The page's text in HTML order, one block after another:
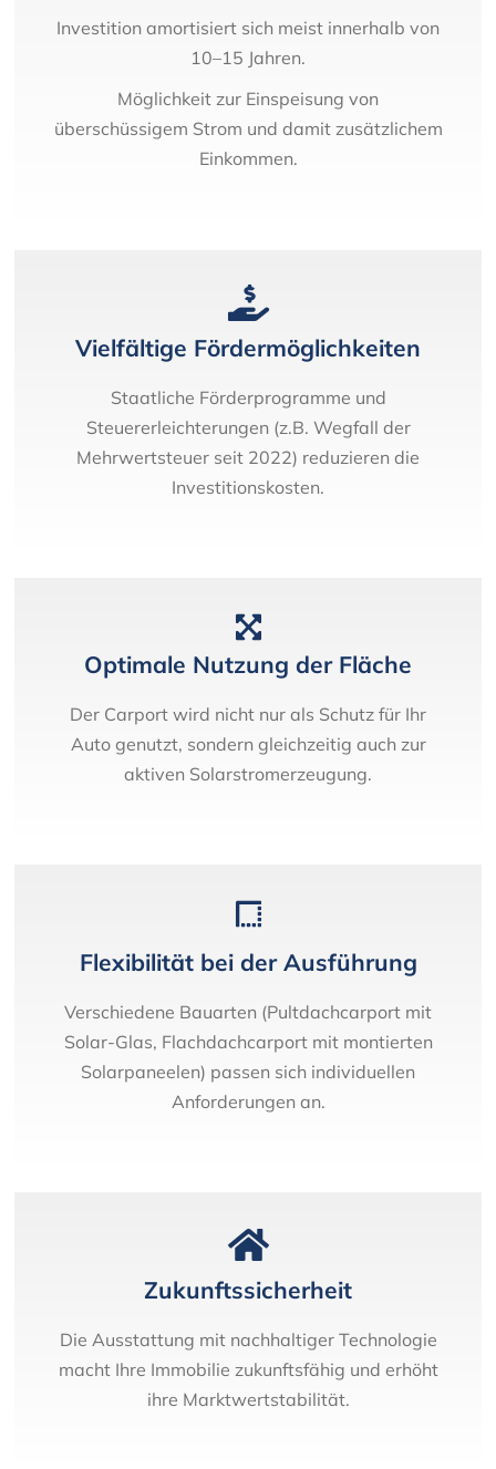
Investition amortisiert sich meist innerhalb von
10–15 Jahren.
Möglichkeit zur Einspeisung von
überschüssigem Strom und damit zusätzlichem
Einkommen.
Vielfältige Fördermöglichkeiten
Staatliche Förderprogramme und
Steuererleichterungen (z.B. Wegfall der
Mehrwertsteuer seit 2022) reduzieren die
Investitionskosten.
Optimale Nutzung der Fläche
Der Carport wird nicht nur als Schutz für Ihr
Auto genutzt, sondern gleichzeitig auch zur
aktiven Solarstromerzeugung.
Flexibilität bei der Ausführung
Verschiedene Bauarten (Pultdachcarport mit
Solar-Glas, Flachdachcarport mit montierten
Solarpaneelen) passen sich individuellen
Anforderungen an.
Zukunftssicherheit
Die Ausstattung mit nachhaltiger Technologie
macht Ihre Immobilie zukunftsfähig und erhöht
ihre Marktwertstabilität.